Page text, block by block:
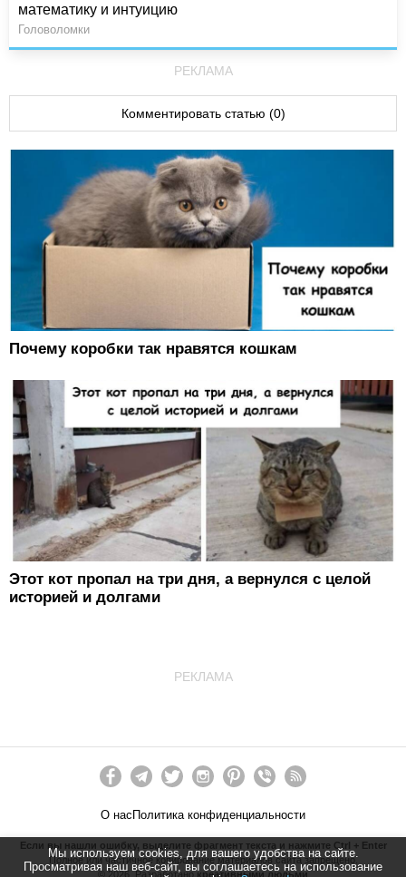
Мы используем cookies, для вашего удобства на сайте.
Просматривая наш веб-сайт, вы соглашаетесь на использование
математику и интуицию
Головоломки
РЕКЛАМА
Комментировать статью (0)
Почему коробки так нравятся кошкам
Этот кот пропал на три дня, а вернулся с целой
историей и долгами
РЕКЛАМА
О нас Политика конфиденциальности
Если вы нашли ошибку, выделите фрагмент текста и нажмите Ctrl + Enter
Полное или частичное копирование материалов сайта запрещено.
©2026 . Разработанокреативными людьми